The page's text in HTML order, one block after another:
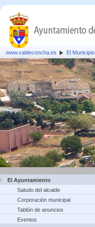
www.valdeconcha.es El Municipio
El Ayuntamiento
Saludo del alcalde
Corporación municipal
Tablón de anuncios
Eventos